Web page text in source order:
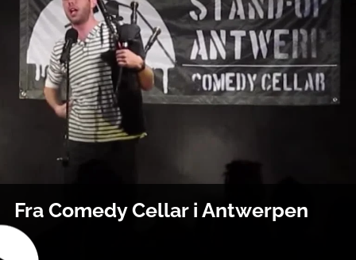
Fra Comedy Cellar i Antwerpen